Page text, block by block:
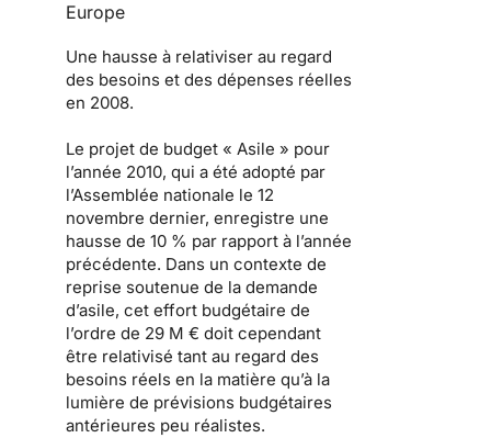
Europe
Une hausse à relativiser au regard
des besoins et des dépenses réelles
en 2008.
Le projet de budget « Asile » pour
l’année 2010, qui a été adopté par
l’Assemblée nationale le 12
novembre dernier, enregistre une
hausse de 10 % par rapport à l’année
précédente. Dans un contexte de
reprise soutenue de la demande
d’asile, cet effort budgétaire de
l’ordre de 29 M € doit cependant
être relativisé tant au regard des
besoins réels en la matière qu’à la
lumière de prévisions budgétaires
antérieures peu réalistes.